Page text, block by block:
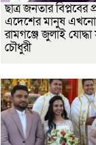
ছাত্র জনতার বিপ্লবের
এদেশের মানুষ এখনো
রামগঞ্জে জুলাই যোদ্ধা
চৌধুরী